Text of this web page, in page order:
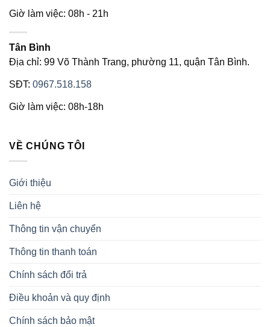
Giờ làm việc: 08h - 21h
Tân Bình
Địa chỉ: 99 Võ Thành Trang, phường 11, quận Tân Bình.
SĐT: 0967.518.158
Giờ làm việc: 08h-18h
VỀ CHÚNG TÔI
Giới thiệu
Liên hệ
Thông tin vận chuyển
Thông tin thanh toán
Chính sách đổi trả
Điều khoản và quy định
Chính sách bảo mật